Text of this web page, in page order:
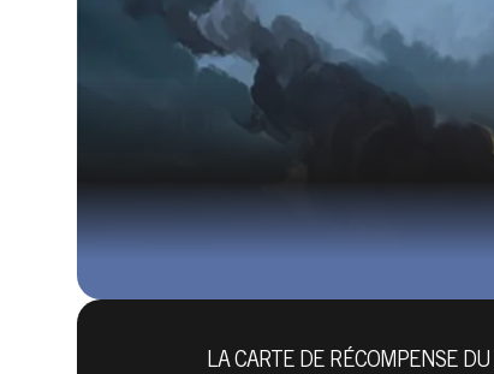
LA CARTE DE RÉCOMPENSE